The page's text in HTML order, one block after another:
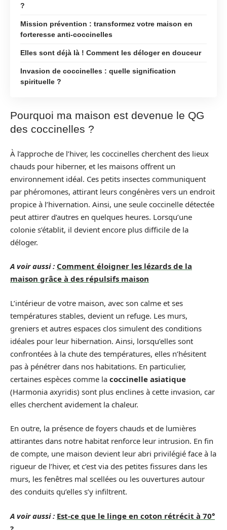
?
Mission prévention : transformez votre maison en
forteresse anti-coccinelles
Elles sont déjà là ! Comment les déloger en douceur
Invasion de coccinelles : quelle signification
spirituelle ?
Pourquoi ma maison est devenue le QG
des coccinelles ?
À l’approche de l’hiver, les coccinelles cherchent des lieux
chauds pour hiberner, et les maisons offrent un
environnement idéal. Ces petits insectes communiquent
par phéromones, attirant leurs congénères vers un endroit
propice à l’hivernation. Ainsi, une seule coccinelle détectée
peut attirer d’autres en quelques heures. Lorsqu’une
colonie s’établit, il devient encore plus difficile de la
déloger.
A voir aussi : Comment éloigner les lézards de la
maison grâce à des répulsifs maison
L’intérieur de votre maison, avec son calme et ses
températures stables, devient un refuge. Les murs,
greniers et autres espaces clos simulent des conditions
idéales pour leur hibernation. Ainsi, lorsqu’elles sont
confrontées à la chute des températures, elles n’hésitent
pas à pénétrer dans nos habitations. En particulier,
certaines espèces comme la coccinelle asiatique
(Harmonia axyridis) sont plus enclines à cette invasion, car
elles cherchent avidement la chaleur.
En outre, la présence de foyers chauds et de lumières
attirantes dans notre habitat renforce leur intrusion. En fin
de compte, une maison devient leur abri privilégié face à la
rigueur de l’hiver, et c’est via des petites fissures dans les
murs, les fenêtres mal scellées ou les ouvertures autour
des conduits qu’elles s’y infiltrent.
A voir aussi : Est-ce que le linge en coton rétrécit à 70°